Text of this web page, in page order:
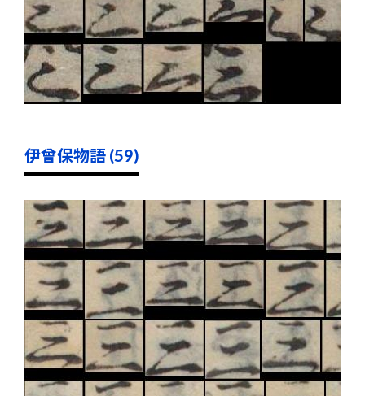
伊曾保物語 (59)